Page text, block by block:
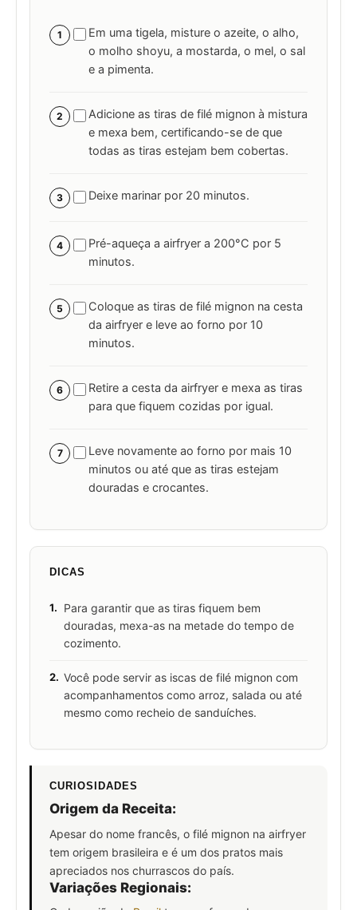
1
Em uma tigela, misture o azeite, o alho,
o molho shoyu, a mostarda, o mel, o sal
e a pimenta.
2
Adicione as tiras de filé mignon à mistura
e mexa bem, certificando-se de que
todas as tiras estejam bem cobertas.
3 Deixe marinar por 20 minutos.
4
Pré-aqueça a airfryer a 200°C por 5
minutos.
5
Coloque as tiras de filé mignon na cesta
da airfryer e leve ao forno por 10
minutos.
6
Retire a cesta da airfryer e mexa as tiras
para que fiquem cozidas por igual.
7
Leve novamente ao forno por mais 10
minutos ou até que as tiras estejam
douradas e crocantes.
DICAS
1.
Para garantir que as tiras fiquem bem
douradas, mexa-as na metade do tempo de
cozimento.
2. Você pode servir as iscas de filé mignon com
acompanhamentos como arroz, salada ou até
mesmo como recheio de sanduíches.
CURIOSIDADES
Origem da Receita:
Apesar do nome francês, o filé mignon na airfryer
tem origem brasileira e é um dos pratos mais
apreciados nos churrascos do país.
Variações Regionais: